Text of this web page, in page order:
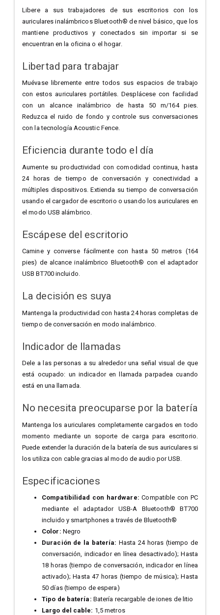
Libere a sus trabajadores de sus escritorios con los
auriculares inalámbricos Bluetooth® de nivel básico, que los
mantiene productivos y conectados sin importar si se
encuentran en la oficina o el hogar.
Libertad para trabajar
Muévase libremente entre todos sus espacios de trabajo
con estos auriculares portátiles. Desplácese con facilidad
con un alcance inalámbrico de hasta 50 m/164 pies.
Reduzca el ruido de fondo y controle sus conversaciones
con la tecnología Acoustic Fence.
Eficiencia durante todo el día
Aumente su productividad con comodidad continua, hasta
24 horas de tiempo de conversación y conectividad a
múltiples dispositivos. Extienda su tiempo de conversación
usando el cargador de escritorio o usando los auriculares en
el modo USB alámbrico.
Escápese del escritorio
Camine y converse fácilmente con hasta 50 metros (164
pies) de alcance inalámbrico Bluetooth® con el adaptador
USB BT700 incluido.
La decisión es suya
Mantenga la productividad con hasta 24 horas completas de
tiempo de conversación en modo inalámbrico.
Indicador de llamadas
Dele a las personas a su alrededor una señal visual de que
está ocupado: un indicador en llamada parpadea cuando
está en una llamada.
No necesita preocuparse por la batería
Mantenga los auriculares completamente cargados en todo
momento mediante un soporte de carga para escritorio.
Puede extender la duración de la batería de sus auriculares si
los utiliza con cable gracias al modo de audio por USB.
Especificaciones
Compatibilidad con hardware: Compatible con PC
mediante el adaptador USB-A Bluetooth® BT700
incluido y smartphones a través de Bluetooth®
Color: Negro
Duración de la batería: Hasta 24 horas (tiempo de
conversación, indicador en línea desactivado); Hasta
18 horas (tiempo de conversación, indicador en línea
activado); Hasta 47 horas (tiempo de música); Hasta
50 días (tiempo de espera)
Tipo de batería: Batería recargable de iones de litio
Largo del cable: 1,5 metros